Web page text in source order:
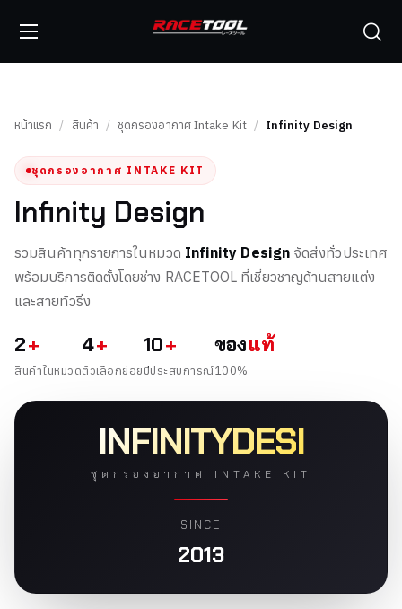
หน้าแรก / สินค้า / ชุดกรองอากาศ Intake Kit / Infinity Design
ชุดกรองอากาศ INTAKE KIT
Infinity Design
รวมสินค้าทุกรายการในหมวด Infinity Designจัดส่งทั่วประเทศ
พร้อมบริการติดตั้งโดยช่าง RACETOOL ที่เชี่ยวชาญด้านสายแต่ง
และสายทัวริ่ง
2+
สินค้าในหมวด
4+
ตัวเลือกย่อย
10+
ปีประสบการณ์
ของแท้
100%
INFINITYDESI
ชุดกรองอากาศ INTAKE KIT
SINCE
2013